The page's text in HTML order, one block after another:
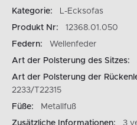
Kategorie:
L-Ecksofas
Produkt Nr:
12368.01.050
Federn:
Wellenfeder
Art der Polsterung des Sitzes:
Art der Polsterung der
2233/T22315
Füße:
Metallfuß
Zusätzliche Informationen:
3